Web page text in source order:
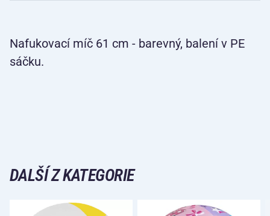
Nafukovací míč 61 cm - barevný, balení v PE
sáčku.
DALŠÍ Z KATEGORIE